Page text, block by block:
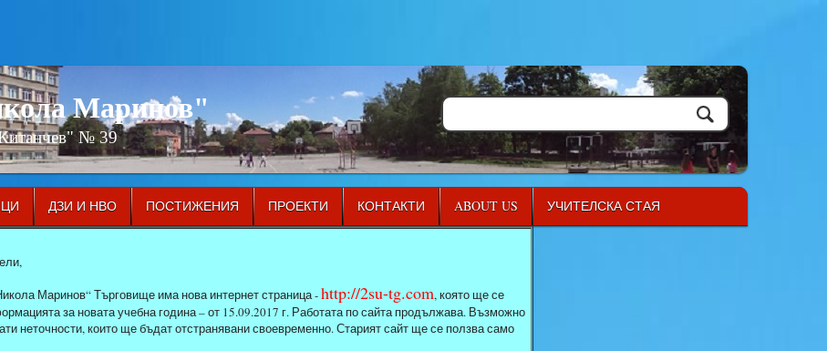
Маринов"
№ 39
ДЗИ И НВО ПОСТИЖЕНИЯ ПРОЕКТИ КОНТАКТИ ABOUT US УЧИТЕЛСКА СТАЯ
Маринов“ Търговище има нова интернет страница -http://2su-tg.com, която ще се
за новата учебна година – от 15.09.2017 г. Работата по сайта продължава. Възможно
неточности, които ще бъдат отстранявани своевременно. Старият сайт ще се ползва само